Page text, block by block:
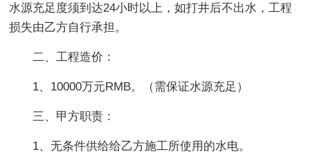
水源充足度须到达24小时以上，如打井后不出水，工程
损失由乙方自行承担。
二、工程造价：
1、10000万元RMB。（需保证水源充足）
三、甲方职责：
1、无条件供给给乙方施工所使用的水电。